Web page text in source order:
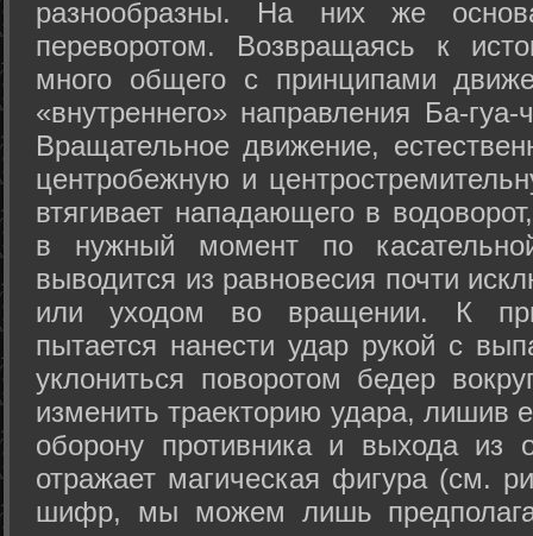
разнообразны. На них же
переворотом. Возвращаясь к
много общего с принципами
«внутреннего» направления Ба-
Вращательное движение,
центробежную и
втягивает нападающего в
в нужный момент по
выводится из равновесия почти
или уходом во вращении. К
пытается нанести удар рукой с
уклониться поворотом бедер
изменить траекторию удара, лишив
оборону противника и выхода из
отражает магическая фигура (см.
шифр, мы можем лишь